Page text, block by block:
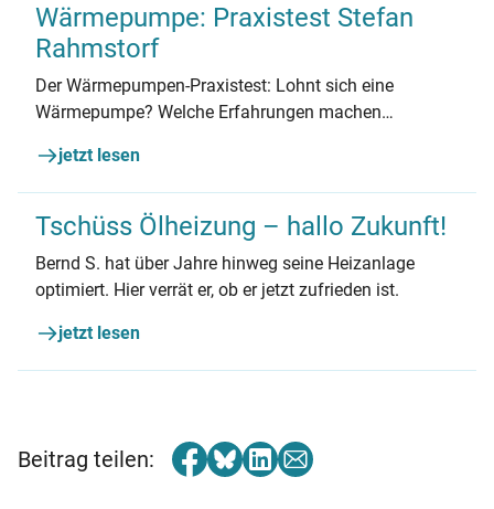
Wärmepumpe: Praxistest Stefan
Rahmstorf
Der Wärmepumpen-Praxistest: Lohnt sich eine
Wärmepumpe? Welche Erfahrungen machen
Potsdam berichtet.
jetzt lesen
Tschüss Ölheizung – hallo Zukunft!
Bernd S. hat über Jahre hinweg seine Heizanlage
optimiert. Hier verrät er, ob er jetzt zufrieden ist.
jetzt lesen
Beitrag teilen: